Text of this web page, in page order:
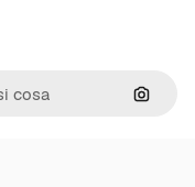
Cerca